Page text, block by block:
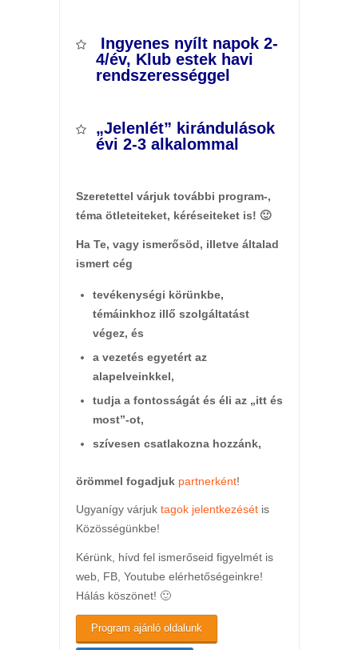
Ingyenes nyílt napok 2-
4/év, Klub estek havi
rendszerességgel
„Jelenlét” kirándulások
évi 2-3 alkalommal
Szeretettel várjuk további program-,
téma ötleteiteket, kéréseiteket is! 🙂
Ha Te, vagy ismerősöd, illetve általad
ismert cég
tevékenységi körünkbe,
témáinkhoz illő szolgáltatást
végez, és
a vezetés egyetért az
alapelveinkkel,
tudja a fontosságát és éli az „itt és
most”-ot,
szívesen csatlakozna hozzánk,
örömmel fogadjuk partnerként!
Ugyanígy várjuk tagok jelentkezésétis
Közösségünkbe!
Kérünk, hívd fel ismerőseid figyelmét is
web, FB, Youtube elérhetőségeinkre!
Hálás köszönet! 🙂
Program ajánló oldalunk